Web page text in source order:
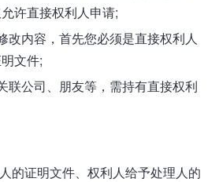
许直接权利人申请;
改内容，首先您必须是直接权利人
文件;
联公司、朋友等，需持有直接权利
的证明文件、权利人给予处理人的